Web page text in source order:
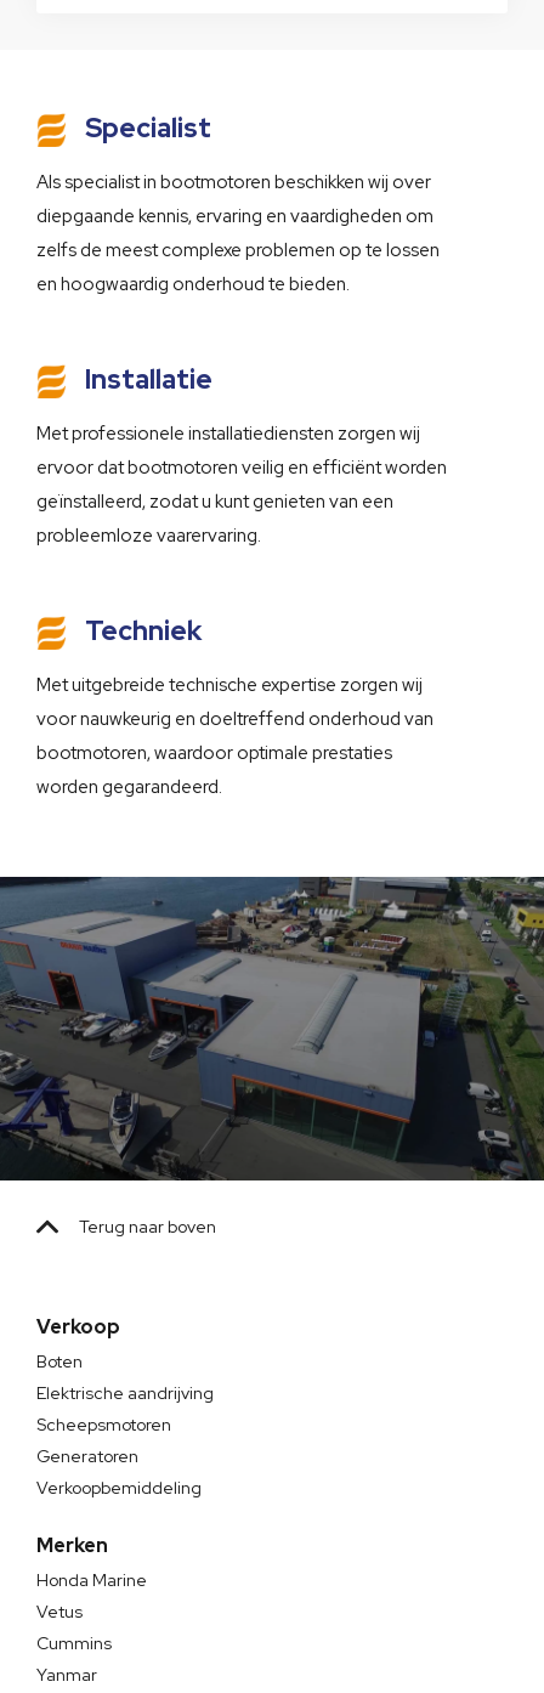
Specialist
Als specialist in bootmotoren beschikken wij over
diepgaande kennis, ervaring en vaardigheden om
zelfs de meest complexe problemen op te lossen
en hoogwaardig onderhoud te bieden.
Installatie
Met professionele installatiediensten zorgen wij
ervoor dat bootmotoren veilig en efficiënt worden
geïnstalleerd, zodat u kunt genieten van een
probleemloze vaarervaring.
Techniek
Met uitgebreide technische expertise zorgen wij
voor nauwkeurig en doeltreffend onderhoud van
bootmotoren, waardoor optimale prestaties
worden gegarandeerd.
Terug naar boven
Verkoop
Boten
Elektrische aandrijving
Scheepsmotoren
Generatoren
Verkoopbemiddeling
Merken
Honda Marine
Vetus
Cummins
Yanmar